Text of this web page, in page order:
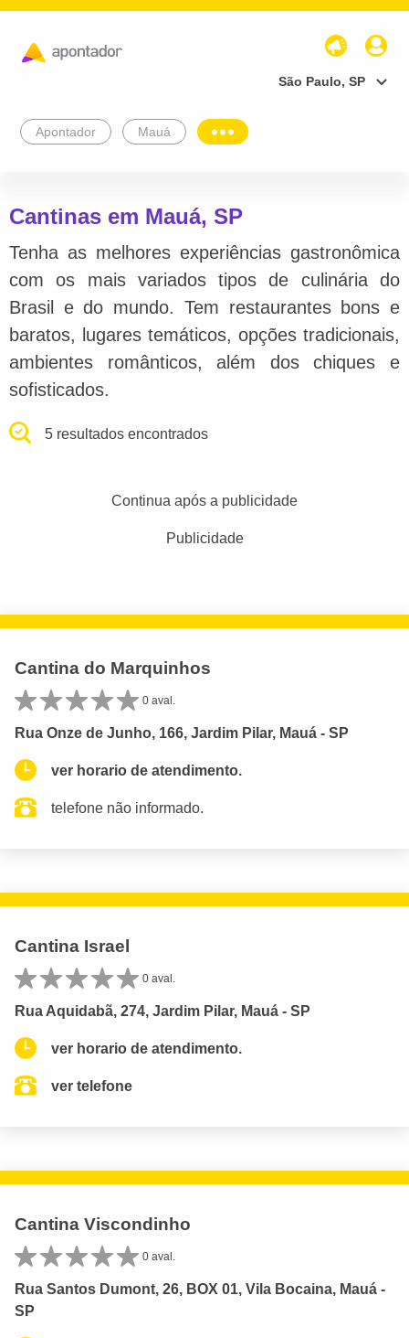
São Paulo, SP
Apontador Mauá
Cantinas em Mauá, SP
Tenha as melhores experiências gastronômica
com os mais variados tipos de culinária do
Brasil e do mundo. Tem restaurantes bons e
baratos, lugares temáticos, opções tradicionais,
ambientes românticos, além dos chiques e
sofisticados.
5 resultados encontrados
Continua após a publicidade
Publicidade
Cantina do Marquinhos
0 aval.
Rua Onze de Junho, 166, Jardim Pilar, Mauá - SP
ver horario de atendimento.
telefone não informado.
Cantina Israel
0 aval.
Rua Aquidabã, 274, Jardim Pilar, Mauá - SP
ver horario de atendimento.
ver telefone
Cantina Viscondinho
0 aval.
Rua Santos Dumont, 26, BOX 01, Vila Bocaina, Mauá -
SP